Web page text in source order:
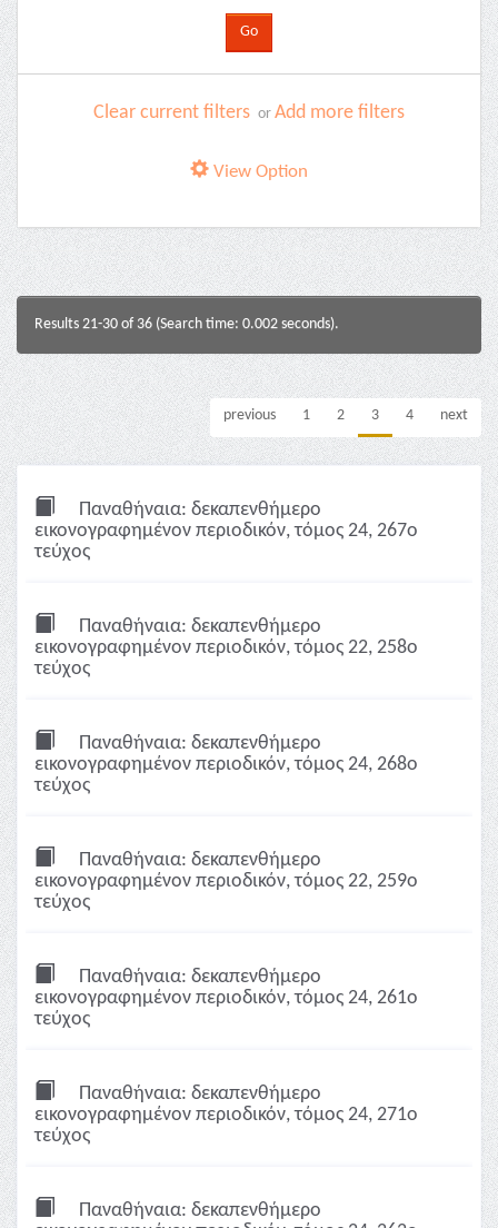
Clear current filters or Add more filters
View Option
Results 21-30 of 36 (Search time: 0.002 seconds).
previous 1 2 3 4 next
Παναθήναια: δεκαπενθήμερο
εικονογραφημένον περιοδικόν, τόμος 24, 267ο
τεύχος
Παναθήναια: δεκαπενθήμερο
εικονογραφημένον περιοδικόν, τόμος 22, 258ο
τεύχος
Παναθήναια: δεκαπενθήμερο
εικονογραφημένον περιοδικόν, τόμος 24, 268ο
τεύχος
Παναθήναια: δεκαπενθήμερο
εικονογραφημένον περιοδικόν, τόμος 22, 259ο
τεύχος
Παναθήναια: δεκαπενθήμερο
εικονογραφημένον περιοδικόν, τόμος 24, 261ο
τεύχος
Παναθήναια: δεκαπενθήμερο
εικονογραφημένον περιοδικόν, τόμος 24, 271ο
τεύχος
Παναθήναια: δεκαπενθήμερο